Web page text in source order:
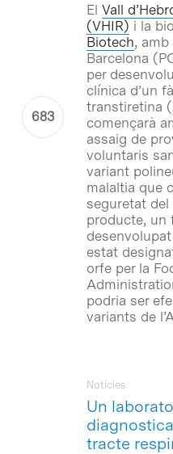
El Vall
(VHIR) i la
Biotech, amb
Barcelona
per
clínica d’un
transtiretina
començarà
assaig de
voluntaris
variant
malaltia que
seguretat
producte, un
estat
orfe per la
podria ser
variants de
Un
tracte
Notícies